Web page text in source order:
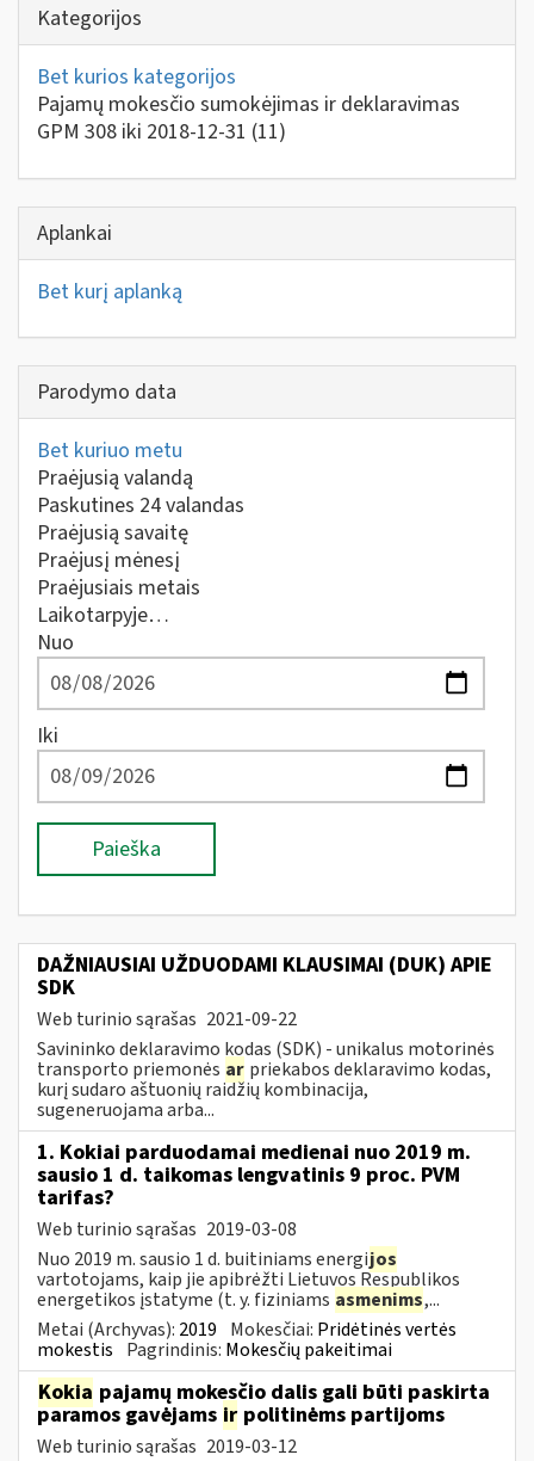
Kategorijos
Bet kurios kategorijos
Pajamų mokesčio sumokėjimas ir deklaravimas
GPM 308 iki 2018-12-31 (11)
Aplankai
Bet kurį aplanką
Parodymo data
Bet kuriuo metu
Praėjusią valandą
Paskutines 24 valandas
Praėjusią savaitę
Praėjusį mėnesį
Praėjusiais metais
Laikotarpyje…
Nuo
Iki
Paieška
DAŽNIAUSIAI UŽDUODAMI KLAUSIMAI (DUK) APIE
SDK
Web turinio sąrašas 2021-09-22
Savininko deklaravimo kodas (SDK) - unikalus motorinės
transporto priemonės ar priekabos deklaravimo kodas,
kurį sudaro aštuonių raidžių kombinacija,
sugeneruojama arba...
1. Kokiai parduodamai medienai nuo 2019 m.
sausio 1 d. taikomas lengvatinis 9 proc. PVM
tarifas?
Web turinio sąrašas 2019-03-08
Nuo 2019 m. sausio 1 d. buitiniams energijos
vartotojams, kaip jie apibrėžti Lietuvos Respublikos
energetikos įstatyme (t. y. fiziniams asmenims,...
Metai (Archyvas): 2019 Mokesčiai: Pridėtinės vertės
mokestis Pagrindinis: Mokesčių pakeitimai
Kokia pajamų mokesčio dalis gali būti paskirta
paramos gavėjams ir politinėms partijoms
Web turinio sąrašas 2019-03-12